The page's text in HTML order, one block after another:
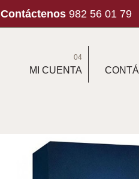
Contáctenos 982 56 01 79
04
MI CUENTA